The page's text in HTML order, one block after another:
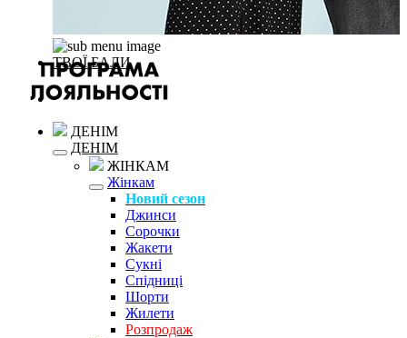
ТВОЇ БАЛИ
ДЕНІМ
ДЕНІМ
ЖІНКАМ
Жінкам
Новий сезон
Джинси
Сорочки
Жакети
Сукні
Спідниці
Шорти
Жилети
Розпродаж